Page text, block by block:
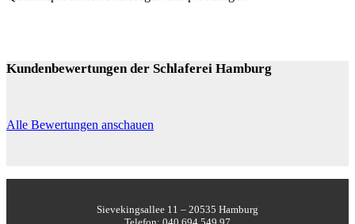
Kundenbewertungen der Schlaferei Hamburg
Alle Bewertungen anschauen
Sievekingsallee 11 – 20535 Hamburg